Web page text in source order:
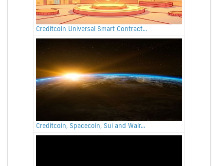
Creditcoin Universal Smart Contract...
Creditcoin, Spacecoin, Sui and Walr...